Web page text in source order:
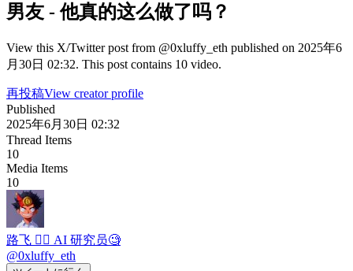
男友 - 他真的这么做了吗？
View this X/Twitter post from @0xluffy_eth published on 2025年6
月30日 02:32. This post contains 10 video.
再投稿View creator profile
Published
2025年6月30日 02:32
Thread Items
10
Media Items
10
路飞 🏴‍☠️ AI 研究员🧐
@0xluffy_eth